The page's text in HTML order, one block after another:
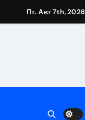
Пт. Авг 7th, 2026